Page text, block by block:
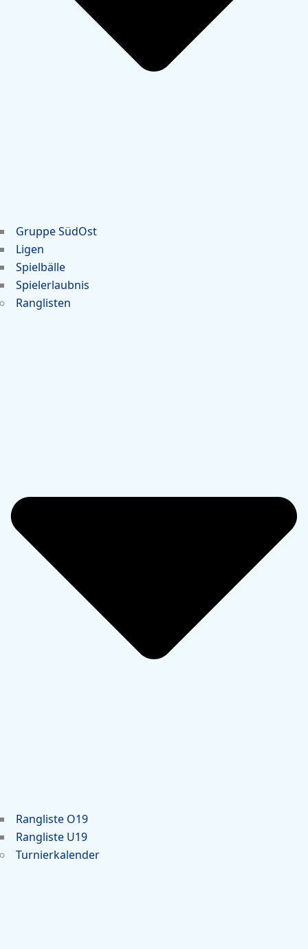
Gruppe SüdOst
Ligen
Spielbälle
Spielerlaubnis
Ranglisten
Rangliste O19
Rangliste U19
Turnierkalender